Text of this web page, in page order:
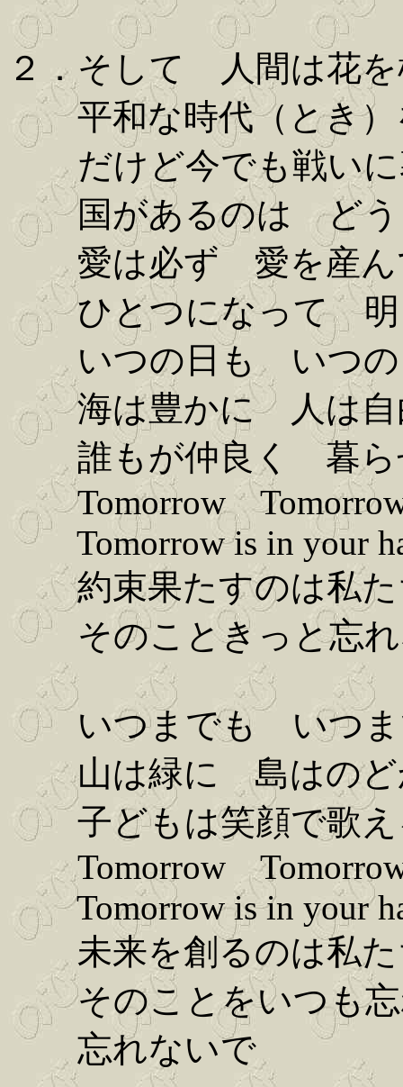
２．そして 人間は花
平和な時代（とき）
だけど今でも戦いに
国があるのは どう
愛は必ず 愛を産ん
ひとつになって 明
いつの日も いつの
海は豊かに 人は自
誰もが仲良く 暮ら
Tomorrow
Tomorrow is in your
約束果たすのは私た
そのこときっと忘れ
いつまでも いつま
山は緑に 島はのど
子どもは笑顔で歌え
Tomorrow
Tomorrow is in your
未来を創るのは私た
そのことをいつも忘
忘れないで